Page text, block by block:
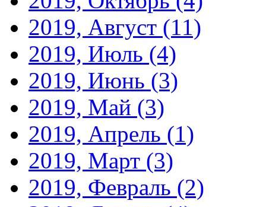
2019, Август (11)
2019, Июль (4)
2019, Июнь (3)
2019, Май (3)
2019, Апрель (1)
2019, Март (3)
2019, Февраль (2)